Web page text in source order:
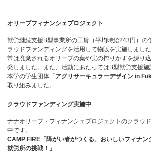
オリーブフィナンシェプロジェクト
就労継続支援B型事業所の工賃（平均時給243円）の
ラウドファンディングを活用して物販を実施しまし
常は廃棄されるオリーブの葉や実の搾りかすを練り
発しました。また、活動にあたってはB型就労支援
本学の学生団体「アグリサーキュラーデザイン in
取り組みました。
クラウドファンディング実施中
ナナオリーブ・フィナンシェプロジェクトのクラウ
中です。
CAMP FIRE「障がい者がつくる、おいしいフィナン
就労所の挑戦！」